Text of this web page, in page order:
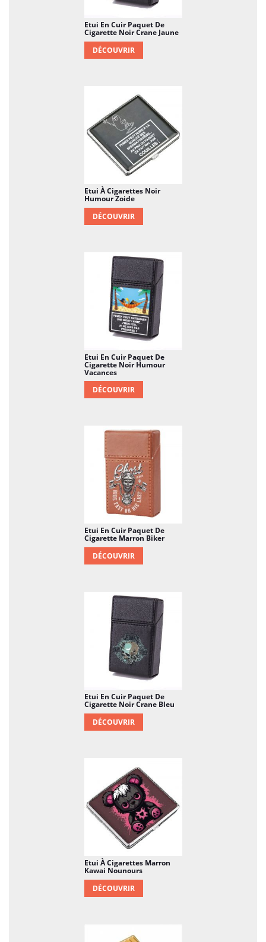
Etui En Cuir Paquet De
Cigarette Noir Crane Jaune
DÉCOUVRIR
Etui À Cigarettes Noir
Humour Zoide
DÉCOUVRIR
Etui En Cuir Paquet De
Cigarette Noir Humour
Vacances
DÉCOUVRIR
Etui En Cuir Paquet De
Cigarette Marron Biker
DÉCOUVRIR
Etui En Cuir Paquet De
Cigarette Noir Crane Bleu
DÉCOUVRIR
Etui À Cigarettes Marron
Kawai Nounours
DÉCOUVRIR